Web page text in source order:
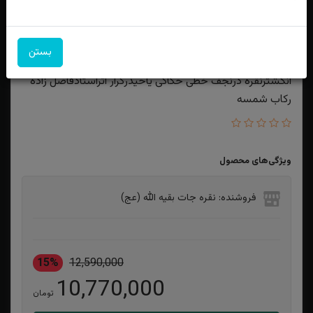
انگشترنقره درنجف خطی حکاکی یاحیدرکرار اثراستادفاضل زاده
رکاب شمسه
ویژگی‌های محصول
فروشنده: نقره جات بقیه الله (عج)
12,590,000
15%
10,770,000 تومان
بستن